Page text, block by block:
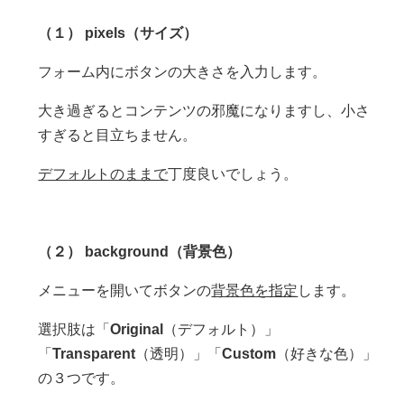
（１） pixels（サイズ）
フォーム内にボタンの大きさを入力します。
大き過ぎるとコンテンツの邪魔になりますし、小さ
すぎると目立ちません。
デフォルトのままで丁度良いでしょう。
（２） background（背景色）
メニューを開いてボタンの背景色を指定 します。
選択肢は「Original
（デフォルト）」
「Transparent （透明）」「Custom （好きな色）」
の３つです。